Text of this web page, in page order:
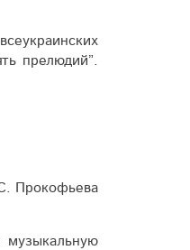
прелюдий”.
Про­кофьева
музыкальную